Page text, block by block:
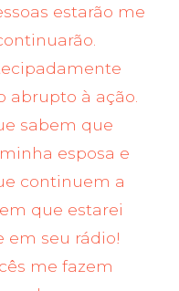
estarão me
abrupto à ação.
sabem que
esposa e
continuem a
que estarei
em seu rádio!
me fazem